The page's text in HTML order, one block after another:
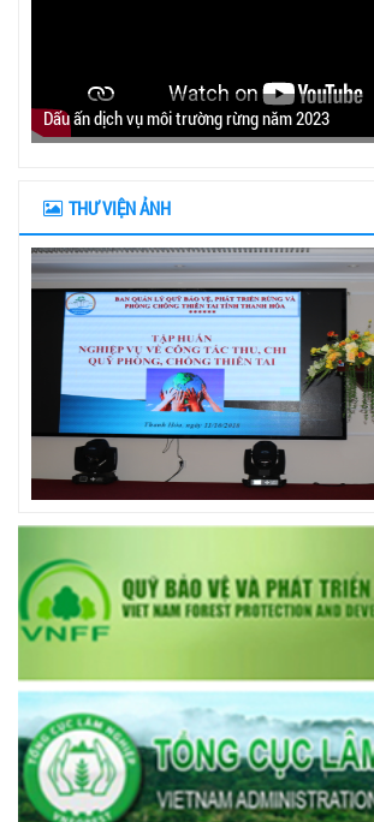
Dấu ấn dịch vụ môi trường rừng năm 2023
THƯ VIỆN ẢNH